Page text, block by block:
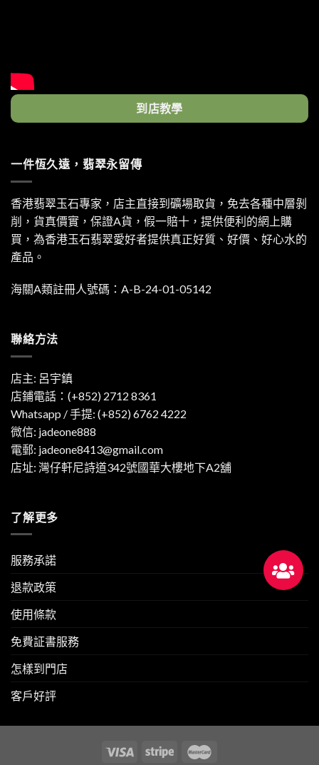
到店教學
一件恆久遠，翡翠永留傳
香港翡翠玉石專家，店主直接到礦場取貨，免去各種中層剝
削，貨真價實，保證A貨，假一賠十，提供便利的網上購
買，為香港玉石翡翠愛好者提供真正好質、好價、好心水的
產品。
海關A類註冊人號碼：A-B-24-01-05142
聯絡方法
店主: 呂宇鎮
店鋪電話：(+852) 2712 8361
Whatsapp / 手提: (+852) 6762 4222
微信: jadeone888
電郵: jadeone8413@gmail.com
店址: 灣仔軒尼詩道342號國華大樓地下A2舖
了解更多
服務承諾
退款政策
使用條款
免費証書服務
怎樣到門店
客戶好評